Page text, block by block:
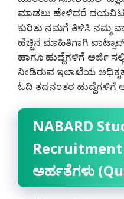
ಮಾಡಲು ಹೇಳಿದರೆ
ಕುರಿತು ನಮಗೆ ತಿಳಿಸಿ ನಮ್ಮ
ಹೆಚ್ಚಿನ ಮಾಹಿತಿಗಾಗಿ
ಹಾಗೂ ಹುದ್ದೆಗಳಿಗೆ ಅರ್ಜಿ
ನೀಡಿರುವ ಇಲಾಖೆಯ
ಓದಿ ತದನಂತರ ಹುದ್ದೆಗಳಿಗೆ
NABARD
Recruitment
ಅರ್ಹತೆಗಳು